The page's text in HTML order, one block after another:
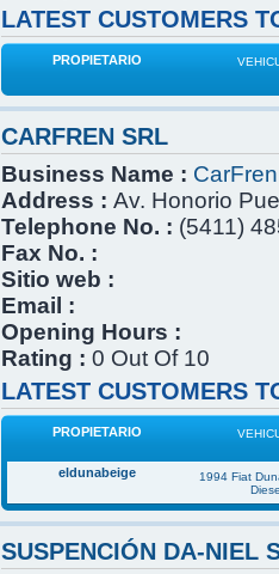
LATEST CUSTOMERS
PROPIETARIO
CARFREN SRL
Business Name :
Address : Av. Honorio
Telephone No. : (5411)
Fax No. :
Sitio web :
Email :
Opening Hours :
Rating : 0 Out Of 10
LATEST CUSTOMERS
PROPIETARIO
eldunabeige
1994 Fiat
SUSPENCIÓN DA-NIEL